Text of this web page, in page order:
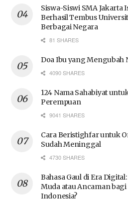
Siswa-Siswi SMA Jakarta
Berhasil Tembus
Berbagai Negara
81 SHARES
Doa Ibu yang Mengubah
4090 SHARES
124 Nama Sahabiyat
Perempuan
9041 SHARES
Cara Beristighfar untuk
Sudah Meninggal
4730 SHARES
Bahasa Gaul di Era
Muda atau Ancaman bagi
Indonesia?